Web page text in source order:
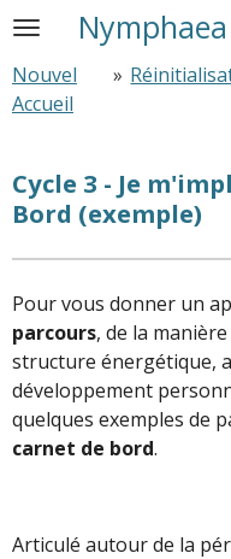
Passer
contenu
principal
Nouvel
Accueil
»
Cycle 3 - Je
Bord (exemple)
Pour vous donner un
parcours, de la
structure énergétique,
développement
quelques exemples de
carnet de bord.
Articulé autour de la